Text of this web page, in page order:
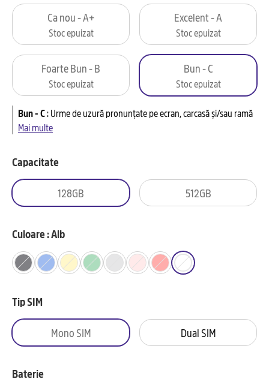
Ca nou - A+
Stoc epuizat
Excelent - A
Stoc epuizat
Foarte Bun - B
Stoc epuizat
Bun - C
Stoc epuizat
Bun - C:Urme de uzură pronunțate pe ecran, carcasă și/sau ramă
Mai multe
Capacitate
128GB 512GB
Culoare : Alb
Tip SIM
Mono SIM Dual SIM
Baterie